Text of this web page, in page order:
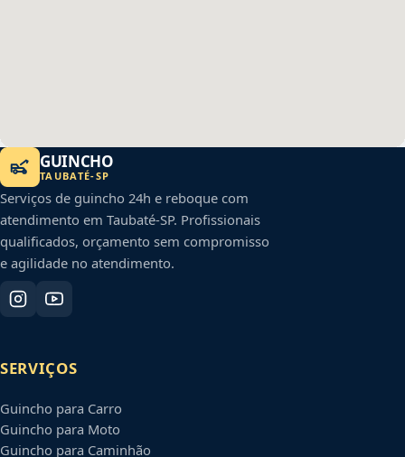
GUINCHO
TAUBATÉ-SP
Serviços de guincho 24h e reboque com
atendimento em Taubaté-SP. Profissionais
qualificados, orçamento sem compromisso
e agilidade no atendimento.
SERVIÇOS
Guincho para Carro
Guincho para Moto
Guincho para Caminhão